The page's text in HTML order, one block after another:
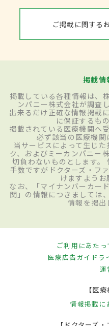
ご掲載に関する
掲載情
掲載している各種情報は、
ンパニー株式会社が調査
出来るだけ正確な情報掲載
に保証するも
掲載されている医療機関へ
必ず該当の医療機関
当サービスによって生じ
ク、およびミーカンパニー
切負わないものとします。
手数ですがドクターズ・フ
けますようお
なお、「マイナンバーカー
関」の情報につきましては
情報を掲出
ご利用にあたっ
医療広告ガイドラ
運
【医
情報掲載に